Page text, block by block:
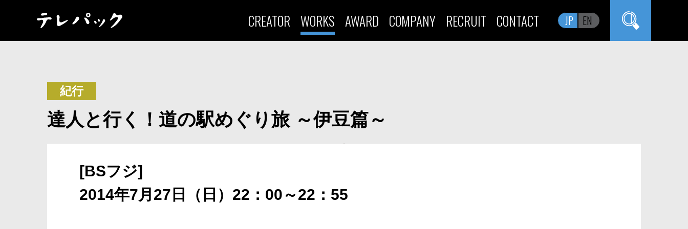
CREATOR WORKS AWARD COMPANY RECRUIT CONTACT JP EN
紀行
達人と行く！道の駅めぐり旅 ～伊豆篇～
[BSフジ]
2014年7月27日（日）22：00～22：55